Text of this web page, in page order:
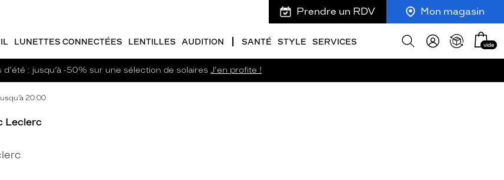
Prendre un RDV Mon magasin
LUNETTES CONNECTÉES LENTILLES AUDITION SANTÉ STYLE SERVICES
Afficher
Mon
panier
vide
d'été : jusqu’à -50% sur une sélection de solaires J'en profite !
20:00
Leclerc